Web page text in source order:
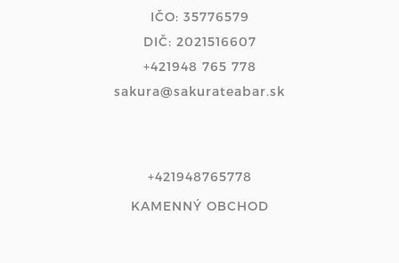
IČO: 35776579
DIČ: 2021516607
+421948 765 778
sakura@sakurateabar.sk
+421948765778
KAMENNÝ OBCHOD